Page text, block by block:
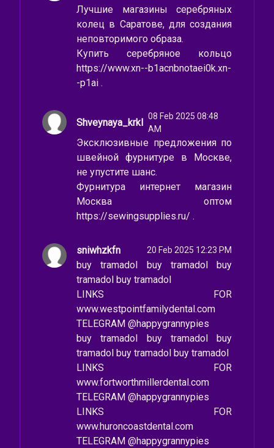
Лучшие магазины серебряных
колец в Саратове, для создания
неповторимого образа.
Купить серебряное кольцо
https://www.xn--b1acnbnotaei0k.xn-
-p1ai .
Shveynaya_krkl
08 Feb 2025 08:48
AM
Эксклюзивные предложения по
швейной фурнитуре в Москве,
не упустите шанс.
Фурнитура интернет магазин
Москва оптом
https://sewingsupplies.ru/ .
sniwhzkfn 20 Feb 2025 12:23 PM
buy tramadol buy tramadol buy
tramadol buy tramadol
LINKS FOR
www.westpointfamilydental.com
TELEGRAM @happygrannypies
buy tramadol buy tramadol buy
tramadol buy tramadol buy tramadol
LINKS FOR
www.fortworthmillerdental.com
TELEGRAM @happygrannypies
LINKS FOR
www.huroncoastdental.com
TELEGRAM @happygrannypies